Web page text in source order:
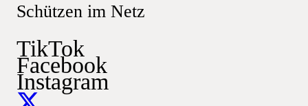
Schützen im Netz
TikTok
Facebook
Instagram